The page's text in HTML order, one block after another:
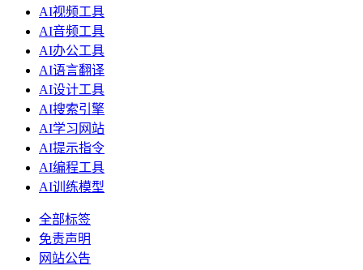
AI视频工具
AI音频工具
AI办公工具
AI语言翻译
AI设计工具
AI搜索引擎
AI学习网站
AI提示指令
AI编程工具
AI训练模型
全部标签
免责声明
网站公告